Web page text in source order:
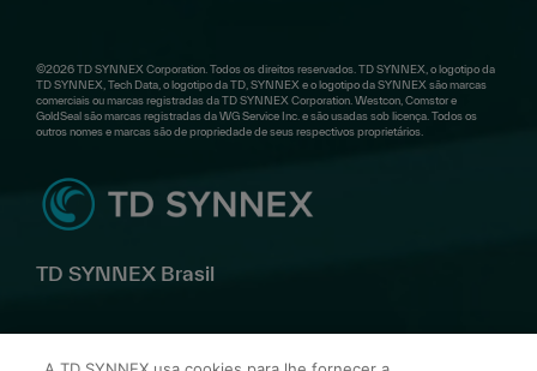
©2026 TD SYNNEX Corporation. Todos os direitos reservados. TD SYNNEX, o logotipo da
TD SYNNEX, Tech Data, o logotipo da TD, SYNNEX e o logotipo da SYNNEX são marcas
comerciais ou marcas registradas da TD SYNNEX Corporation. Westcon, Comstor e
GoldSeal são marcas registradas da WG Service Inc. e são usadas sob licença. Todos os
outros nomes e marcas são de propriedade de seus respectivos proprietários.
TD SYNNEX Brasil